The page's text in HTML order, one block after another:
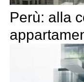
Perù: alla